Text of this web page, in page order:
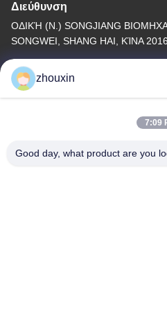
Διεύθυνση
ΟΔΙΚΉ (Ν.) SONGJIANG
SONGWEI, SHANG HAI, ΚΊΝΑ
Τηλεφώνημα
86-21-37635838
zhouxin
7:09
Good day, what product are you